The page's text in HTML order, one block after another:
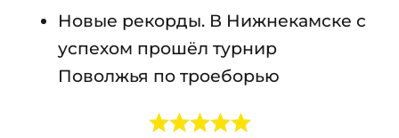
Новые рекорды. В Нижнекамске с
успехом прошёл турнир
Поволжья по троеборью